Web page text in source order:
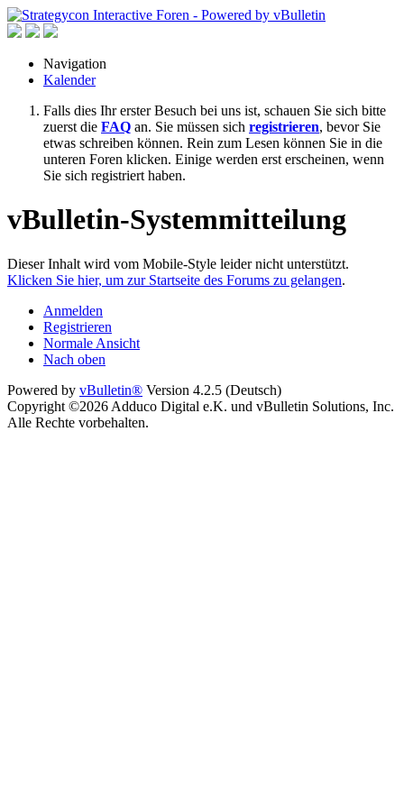
Navigation
Kalender
Falls dies Ihr erster Besuch bei uns ist, schauen Sie sich bitte
zuerst die FAQ an. Sie müssen sich registrieren, bevor Sie
etwas schreiben können. Rein zum Lesen können Sie in die
unteren Foren klicken. Einige werden erst erscheinen, wenn
Sie sich registriert haben.
vBulletin-Systemmitteilung
Dieser Inhalt wird vom Mobile-Style leider nicht unterstützt.
Klicken Sie hier, um zur Startseite des Forums zu gelangen.
Anmelden
Registrieren
Normale Ansicht
Nach oben
Powered by vBulletin® Version 4.2.5 (Deutsch)
Copyright ©2026 Adduco Digital e.K. und vBulletin Solutions, Inc.
Alle Rechte vorbehalten.